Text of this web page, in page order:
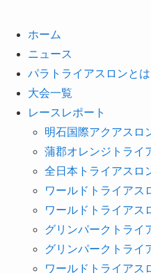
ホーム
ニュース
パラトライアスロンとは
大会一覧
レースレポート
明石国際アクアスロ
蒲郡オレンジトライ
全日本トライアスロ
ワールドトライアス
ワールドトライアス
グリンパークトライ
グリンパークトライ
ワールドトライアス